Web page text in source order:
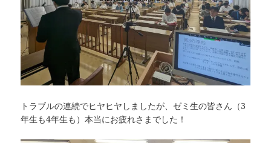
トラブルの連続でヒヤヒヤしましたが、ゼミ生の皆さん（3
年生も4年生も）本当にお疲れさまでした！